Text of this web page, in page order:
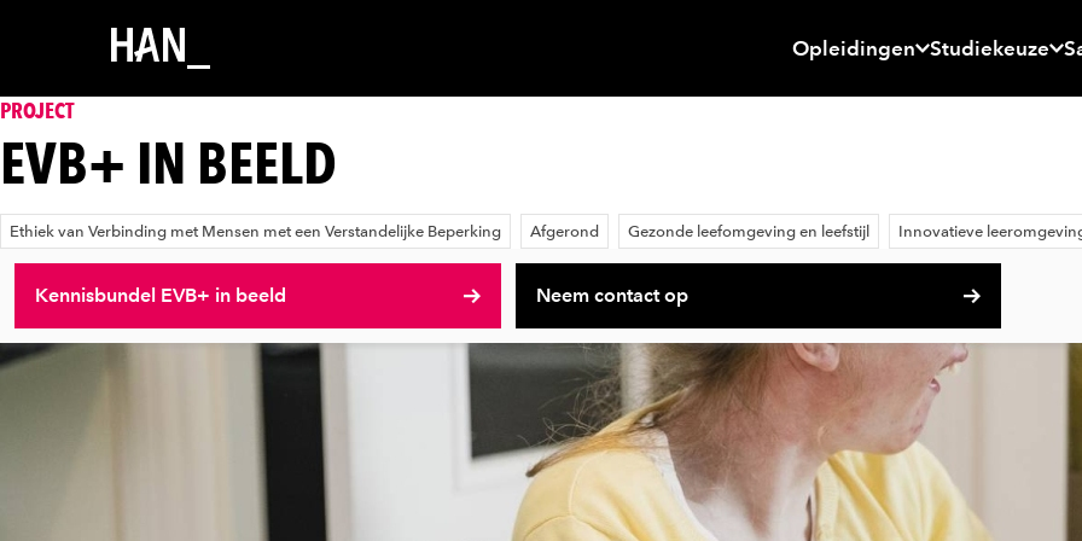
Opleidingen Studiekeuze
PROJECT
EVB+ IN BEELD
Ethiek van Verbinding met Mensen met een Verstandelijke Beperking Afgerond Gezonde leefomgeving en leefstijl Innovatieve
Kennisbundel EVB+ in beeld Neem contact op